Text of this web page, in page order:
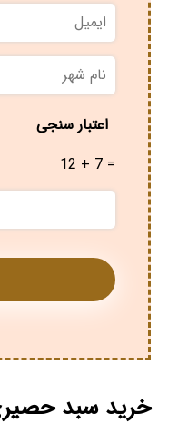
ایمیل
نام
شهر *
اعتبار سنجی
12 + 7 =
خرید سبد